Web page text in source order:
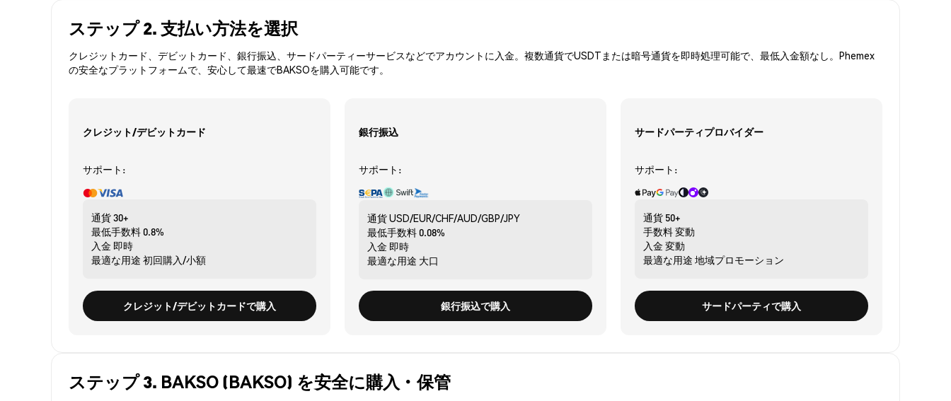
ステップ 2. 支払い方法を選択
クレジットカード、デビットカード、銀行振込、サードパーティーサービスなどでアカウントに入金。複数通貨でUSDTまたは暗号通貨を即時処理可能で、最低入金額なし。Phemex
の安全なプラットフォームで、安心して最速でBAKSOを購入可能です。
クレジット/デビットカード
サポート:
通貨30+
最低手数料0.8%
入金 即時
最適な用途 初回購入/小額
クレジット/デビットカードで購入
銀行振込
サポート:
通貨USD/EUR/CHF/AUD/GBP/JPY
最低手数料0.08%
入金 即時
最適な用途 大口
銀行振込で購入
サードパーティプロバイダー
サポート:
通貨 50+
手数料変動
入金 変動
最適な用途 地域プロモーション
サードパーティで購入
ステップ 3. BAKSO (BAKSO) を安全に購入・保管